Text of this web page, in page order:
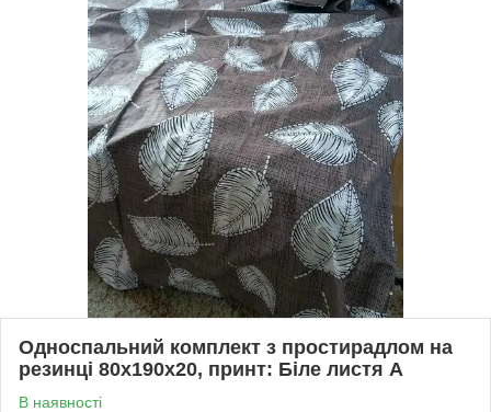
Односпальний комплект з простирадлом на
резинці 80х190х20, принт: Біле листя А
В наявності